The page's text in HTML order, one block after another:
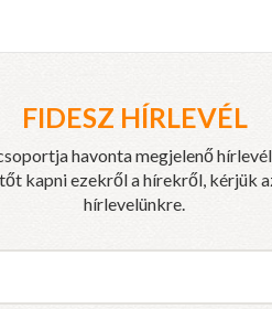
FIDESZ HÍRLEVÉL
havonta megjelenő
kapni ezekről a hírekről,
hírlevelünkre.